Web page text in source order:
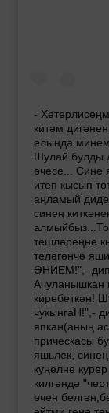
-
китәм
елында минем
Шулай булды
өчесе... Сине
итеп кысып
аңламый
синең
тешләреңне
теләгәнчә
ӘНИЕМ!",-
Ачуланышкан
киребеткән!
чукынгаН!",-
япкан(аның
прическасы
яшьлек,
куңелне
килгәндә
өчен